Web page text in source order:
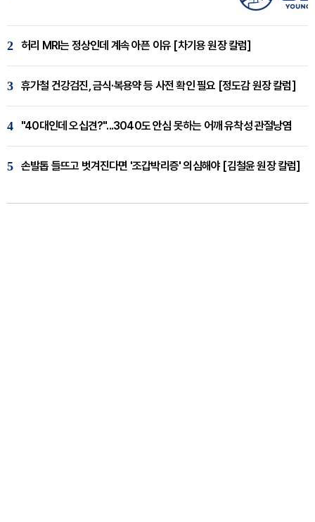
2 허리 MRI는 정상인데 계속 아픈 이유 [차기용 원장 칼럼]
3 휴가철 건강검진, 금식·복용약 등 사전 확인 필요 [정도감 원장 칼럼]
4 "40대인데 오십견?"...3040도 안심 못하는 어깨 유착성 관절낭염
5 손발톱 들뜨고 벗겨진다면 '조갑박리증' 의심해야 [김철윤 원장 칼럼]